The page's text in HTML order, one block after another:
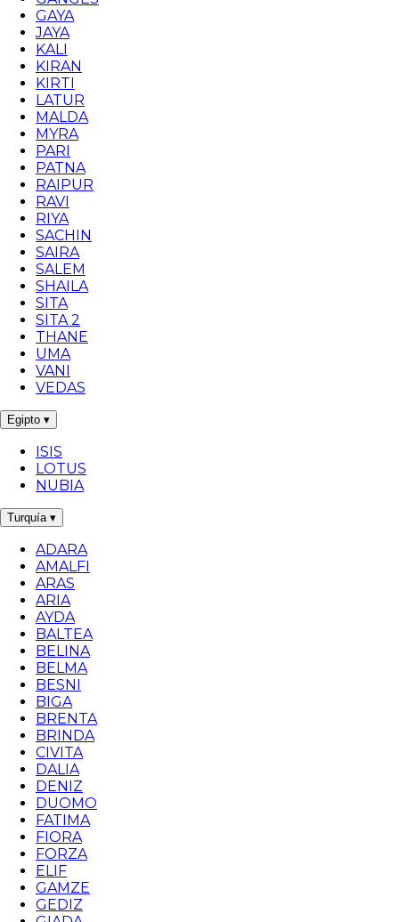
GAYA
JAYA
KALI
KIRAN
KIRTI
LATUR
MALDA
MYRA
PARI
PATNA
RAIPUR
RAVI
RIYA
SACHIN
SAIRA
SALEM
SHAILA
SITA
SITA 2
THANE
UMA
VANI
VEDAS
Egipto ▾
ISIS
LOTUS
NUBIA
Turquía ▾
ADARA
AMALFI
ARAS
ARIA
AYDA
BALTEA
BELINA
BELMA
BESNI
BIGA
BRENTA
BRINDA
CIVITA
DALIA
DENIZ
DUOMO
FATIMA
FIORA
FORZA
ELIF
GAMZE
GEDIZ